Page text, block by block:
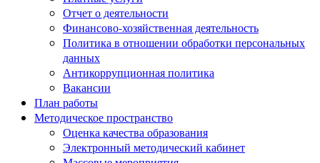
Отчет о деятельности
Финансово-хозяйственная деятельность
Политика в отношении обработки персональных
данных
Антикоррупционная политика
Вакансии
План работы
Методическое пространство
Оценка качества образования
Электронный методический кабинет